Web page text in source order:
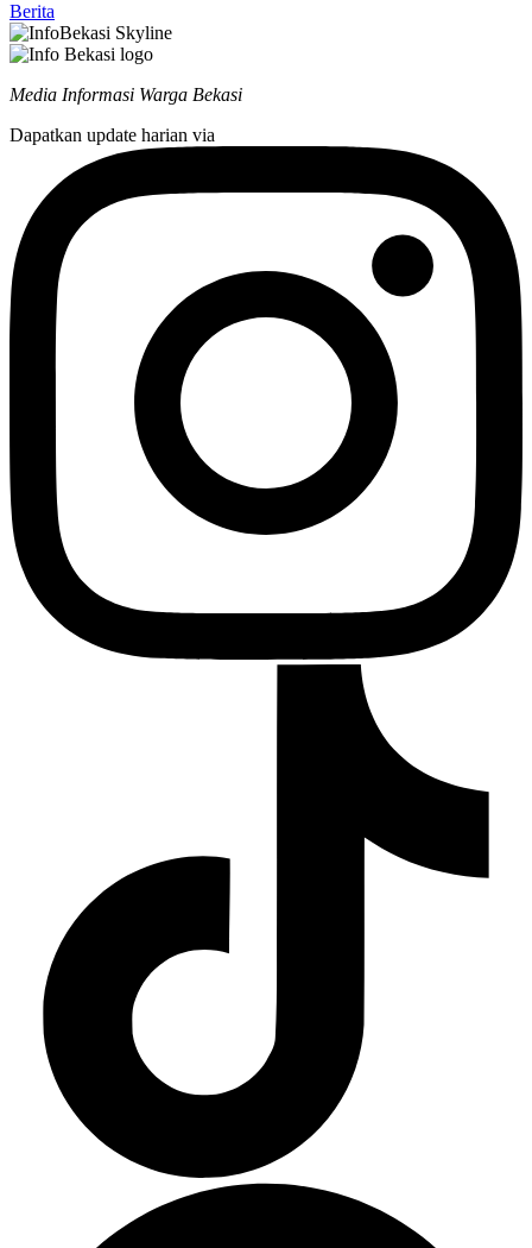
Berita
Media Informasi Warga Bekasi
Dapatkan update harian via